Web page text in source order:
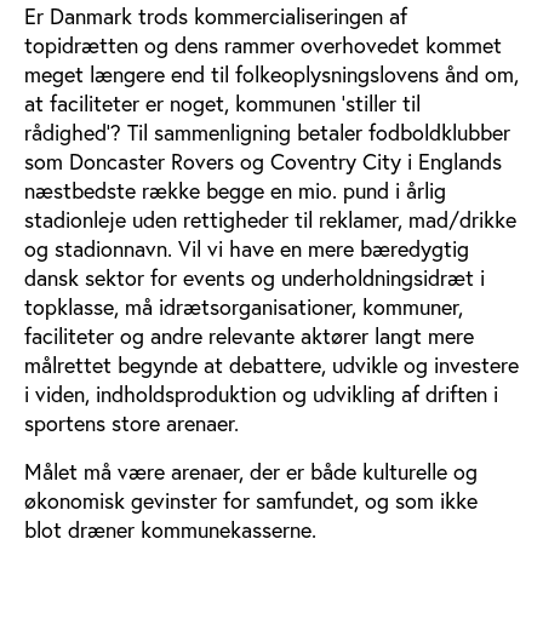
Er Danmark trods kommercialiseringen af
topidrætten og dens rammer overhovedet kommet
meget længere end til folkeoplysningslovens ånd om,
at faciliteter er noget, kommunen ‘stiller til
rådighed’? Til sammenligning betaler fodboldklubber
som Doncaster Rovers og Coventry City i Englands
næstbedste række begge en mio. pund i årlig
stadionleje uden rettigheder til reklamer, mad/drikke
og stadionnavn. Vil vi have en mere bæredygtig
dansk sektor for events og underholdningsidræt i
topklasse, må idrætsorganisationer, kommuner,
faciliteter og andre relevante aktører langt mere
målrettet begynde at debattere, udvikle og investere
i viden, indholdsproduktion og udvikling af driften i
sportens store arenaer.
Målet må være arenaer, der er både kulturelle og
økonomisk gevinster for samfundet, og som ikke
blot dræner kommunekasserne.